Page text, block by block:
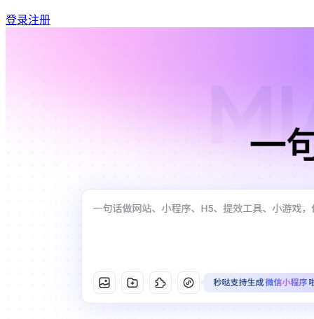
登录注册